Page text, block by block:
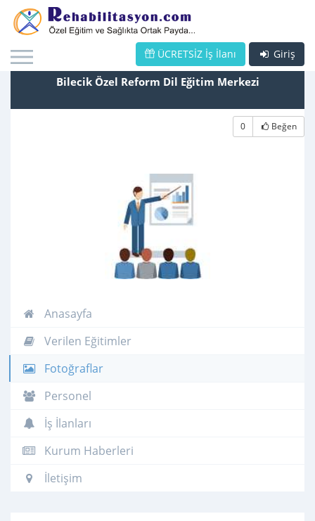
Giriş
ÜCRETSİZ İş İlanı
Bilecik Özel Reform Dil Eğitim Merkezi
0 Beğen
Anasayfa
Verilen Eğitimler
Fotoğraflar
Personel
İş İlanları
Kurum Haberleri
İletişim